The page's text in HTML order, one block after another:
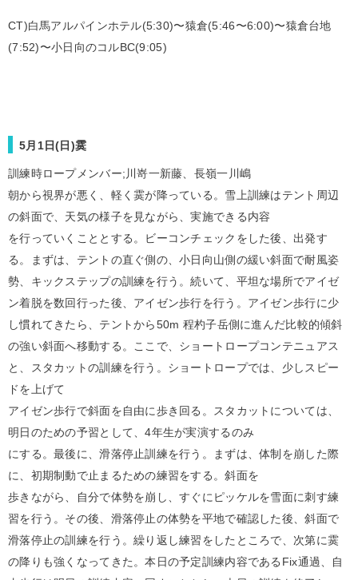
CT)白馬アルパインホテル(5:30)〜猿倉(5:46〜6:00)〜猿倉台地
(7:52)〜小日向のコルBC(9:05)
5月1日(日)霙
訓練時ロープメンバー;川嵜一新藤、長嶺一川嶋
朝から視界が悪く、軽く霙が降っている。雪上訓練はテント周辺
の斜面で、天気の様子を見ながら、実施できる内容
を行っていくこととする。ビーコンチェックをした後、出発す
る。まずは、テントの直ぐ側の、小日向山側の緩い斜面で耐風姿
勢、キックステップの訓練を行う。続いて、平坦な場所でアイゼ
ン着脱を数回行った後、アイゼン歩行を行う。アイゼン歩行に少
し慣れてきたら、テントから50m 程杓子岳側に進んだ比較的傾斜
の強い斜面へ移動する。ここで、ショートロープコンテニュアス
と、スタカットの訓練を行う。ショートロープでは、少しスピー
ドを上げて
アイゼン歩行で斜面を自由に歩き回る。スタカットについては、
明日のための予習として、4年生が実演するのみ
にする。最後に、滑落停止訓練を行う。まずは、体制を崩した際
に、初期制動で止まるための練習をする。斜面を
歩きながら、自分で体勢を崩し、すぐにピッケルを雪面に刺す練
習を行う。その後、滑落停止の体勢を平地で確認した後、斜面で
滑落停止の訓練を行う。繰り返し練習をしたところで、次第に霙
の降りも強くなってきた。本日の予定訓練内容であるFix通過、自